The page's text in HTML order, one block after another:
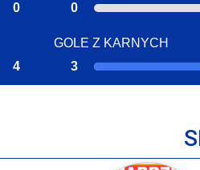
0
0
4
GOLE Z KARNYCH
3